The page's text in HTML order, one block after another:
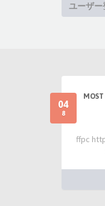
ユーザー
04
8
ffpc